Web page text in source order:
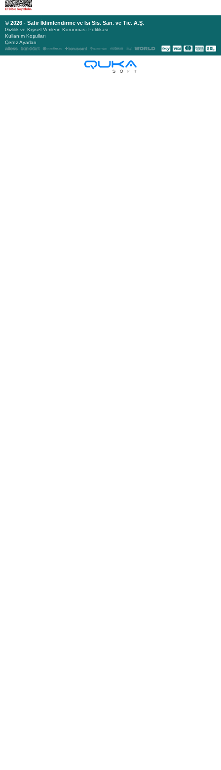
© 2026 - Safir İklimlendirme ve Isı Sis. San. ve Tic. A.Ş.
Gizlilik ve Kişisel Verilerin Korunması Politikası
Kullanım Koşulları
Çerez Ayarları